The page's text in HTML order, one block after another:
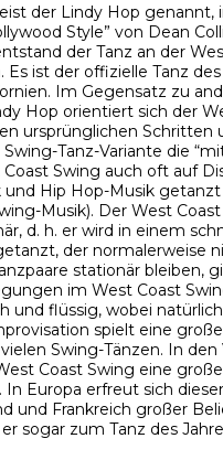
der Lindy Hop genannt,
Style” von Dean
der Tanz an der
Es ist der offizielle Tanz des
Im Gegensatz zu
Hop orientiert sich der
ursprünglichen Schritten
Tanz-Variante die
Swing auch oft auf
Hip Hop-Musik getanzt
Musik). Der West
d. h. er wird in einem
der normalerweise
stationär bleiben,
im West Coast
und flüssig, wobei
spielt eine
Swing-Tänzen. In
Coast Swing eine große
Europa erfreut sich
und Frankreich großer
sogar zum Tanz des